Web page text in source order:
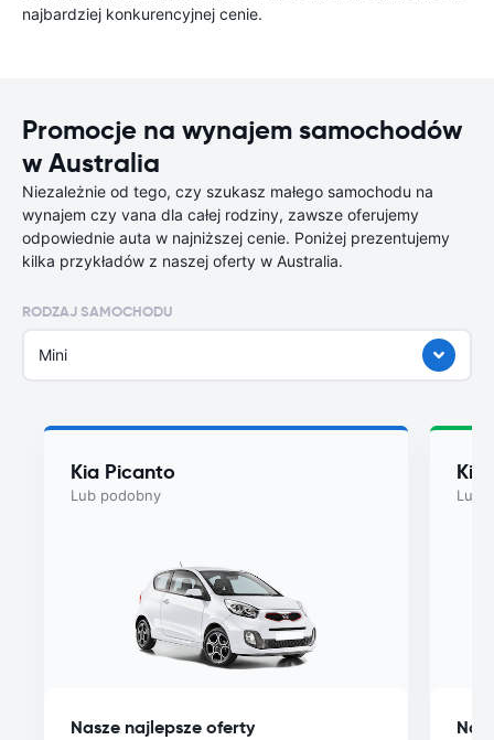
najbardziej konkurencyjnej cenie.
Promocje na wynajem samochodów
w Australia
Niezależnie od tego, czy szukasz małego samochodu na
wynajem czy vana dla całej rodziny, zawsze oferujemy
odpowiednie auta w najniższej cenie. Poniżej prezentujemy
kilka przykładów z naszej oferty w Australia.
RODZAJ SAMOCHODU
Mini
Kia Picanto
Lub podobny
Nasze najlepsze oferty
Kia
Lub